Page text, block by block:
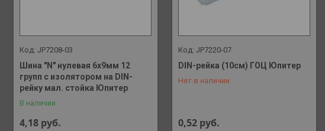
JP7208-03
Шина "N" нулевая 6х9мм 12
групп с изолятором на DIN-
рейку мал. стойка Юпитер
В наличии
4,18 руб.
JP7220-07
DIN-рейка (10см) ГОЦ Юпитер
Нет в наличии
0,52 руб.
+375 (29) 648-41-90